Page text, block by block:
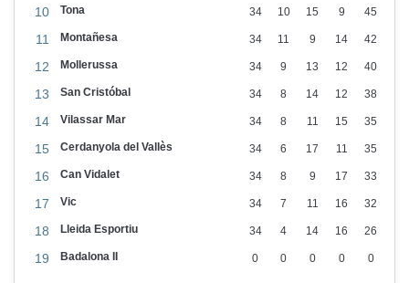
10 Tona 34 10 15 9 45
11 Montañesa 34 11 9 14 42
12 Mollerussa 34 9 13 12 40
13 San Cristóbal 34 8 14 12 38
14 Vilassar Mar 34 8 11 15 35
15 Cerdanyola del Vallès 34 6 17 11 35
16 Can Vidalet 34 8 9 17 33
17 Vic 34 7 11 16 32
18 Lleida Esportiu 34 4 14 16 26
19 Badalona II 0 0 0 0 0